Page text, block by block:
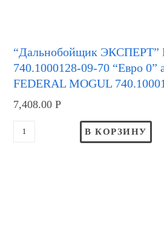
“Дальнобойщик
740.1000128-09-70 “Евро 0”
FEDERAL MOGUL
7,408.00Р
В КОРЗИНУ